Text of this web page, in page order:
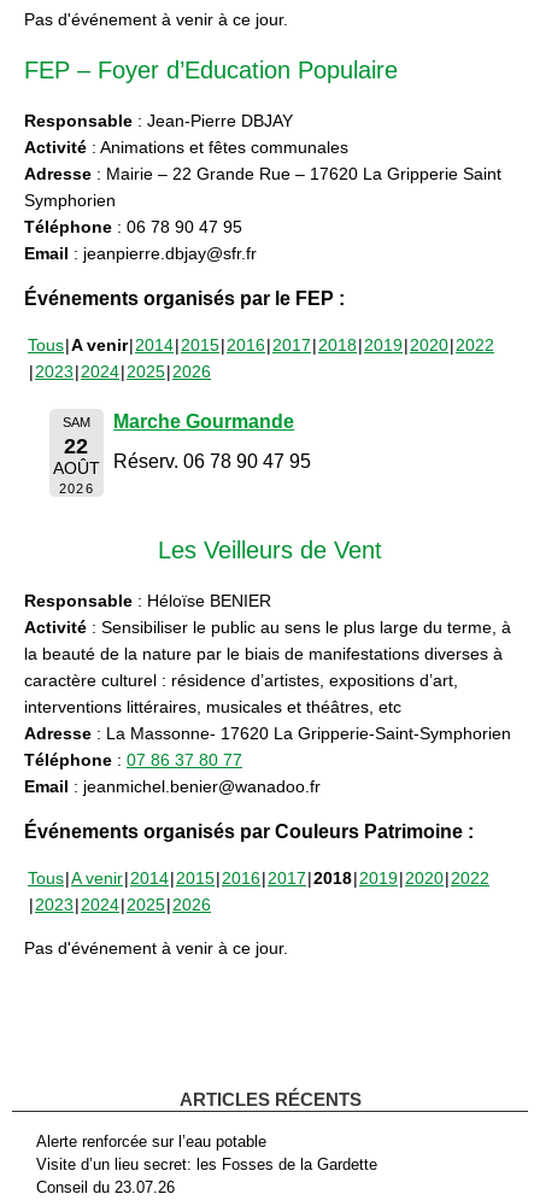
Pas d'événement à venir à ce jour.
FEP – Foyer d’Education Populaire
Responsable : Jean-Pierre DBJAY
Activité : Animations et fêtes communales
Adresse : Mairie – 22 Grande Rue – 17620 La Gripperie Saint
Symphorien
Téléphone : 06 78 90 47 95
Email : jeanpierre.dbjay@sfr.fr
Événements organisés par le FEP :
Tous A venir 2014 2015 2016 2017 2018 2019 2020 2022
2023 2024 2025 2026
SAM
22
AOÛT
2026
Marche Gourmande
Réserv. 06 78 90 47 95
Les Veilleurs de Vent
Responsable : Héloïse BENIER
Activité : Sensibiliser le public au sens le plus large du terme, à
la beauté de la nature par le biais de manifestations diverses à
caractère culturel : résidence d’artistes, expositions d’art,
interventions littéraires, musicales et théâtres, etc
Adresse : La Massonne- 17620 La Gripperie-Saint-Symphorien
Téléphone : 07 86 37 80 77
Email : jeanmichel.benier@wanadoo.fr
Événements organisés par Couleurs Patrimoine :
Tous A venir 2014 2015 2016 2017 2018 2019 2020 2022
2023 2024 2025 2026
Pas d'événement à venir à ce jour.
ARTICLES RÉCENTS
Alerte renforcée sur l’eau potable
Visite d’un lieu secret: les Fosses de la Gardette
Conseil du 23.07.26